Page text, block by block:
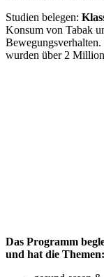
Studien belegen:
Konsum von Tabak
Bewegungsverhalten.
wurden über 2
Das Programm
und hat die Themen: